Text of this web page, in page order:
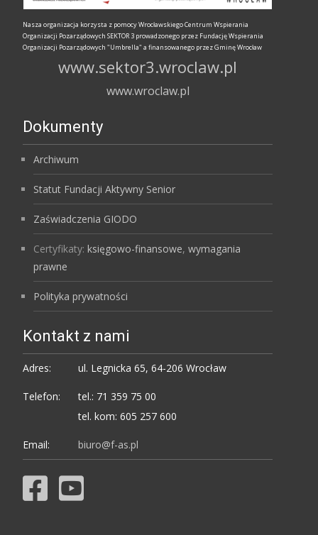
Nasza organizacja korzysta z pomocy Wrocławskiego Centrum Wspierania
Organizacji Pozarządowych SEKTOR 3 prowadzonego przez Fundację Wspierania
Organizacji Pozarządowych "Umbrella" a finansowanego przez Gminę Wrocław
www.sektor3.wroclaw.pl
www.wroclaw.pl
Dokumenty
Archiwum
Statut Fundacji Aktywny Senior
Zaświadczenia GIODO
Certyfikaty: księgowo-finansowe, wymagania
prawne
Polityka prywatności
Kontakt z nami
Adres: ul. Legnicka 65, 64-206 Wrocław
Telefon:
tel.: 71 359 75 00
tel. kom: 605 257 600
Email: biuro@f-as.pl